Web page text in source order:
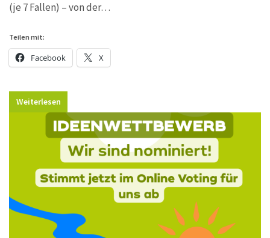
(je 7 Fallen) – von der…
Teilen mit:
Facebook X
Weiterlesen